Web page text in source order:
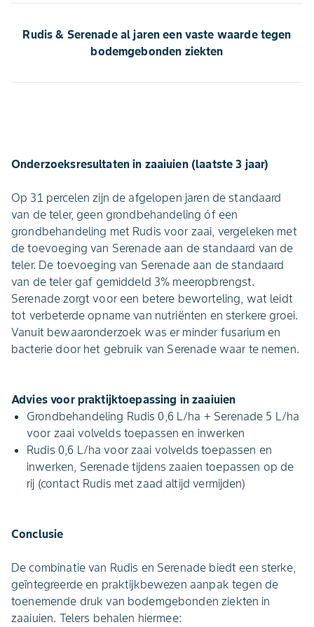
Rudis & Serenade al jaren een vaste waarde tegen
bodemgebonden ziekten
Onderzoeksresultaten in zaaiuien (laatste 3 jaar)
Op 31 percelen zijn de afgelopen jaren de standaard
van de teler, geen grondbehandeling óf een
grondbehandeling met Rudis voor zaai, vergeleken met
de toevoeging van Serenade aan de standaard van de
teler. De toevoeging van Serenade aan de standaard
van de teler gaf gemiddeld 3% meeropbrengst.
Serenade zorgt voor een betere beworteling, wat leidt
tot verbeterde opname van nutriënten en sterkere groei.
Vanuit bewaaronderzoek was er minder fusarium en
bacterie door het gebruik van Serenade waar te nemen.
Advies voor praktijktoepassing in zaaiuien
Grondbehandeling Rudis 0,6 L/ha + Serenade 5 L/ha
voor zaai volvelds toepassen en inwerken
Rudis 0,6 L/ha voor zaai volvelds toepassen en
inwerken, Serenade tijdens zaaien toepassen op de
rij (contact Rudis met zaad altijd vermijden)
Conclusie
De combinatie van Rudis en Serenade biedt een sterke,
geïntegreerde en praktijkbewezen aanpak tegen de
toenemende druk van bodemgebonden ziekten in
zaaiuien. Telers behalen hiermee: